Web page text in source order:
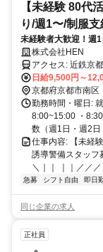
【未経験 80代
り/週1〜/制服支
未経験者大歓迎！週
り！18歳から88歳ま
株式会社HEN
アクセス:
日給9,500円～
京都府京都市南区
勤務時間・曜日:
8:00~15:00 ・
数（週1日・週2日
仕事内容: 【未経
誘導警備スタッフ
＼｜｜ ｜｜／／
急募 シフト自由 即日
同じ企業の求人
正社員